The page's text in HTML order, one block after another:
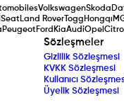
VolkswagenSkoda
SeatLand RoverTogg Hongqı
PeugeotFord KiaAudiOpel
Sözleşmeler
Gizlilik Sözleşmesi
KVKK Sözleşmesi
Kullanıcı
Üyelik Sözleşmesi